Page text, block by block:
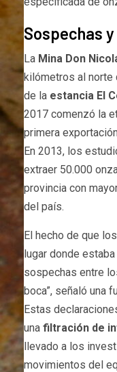
Sospechas
La Mina Don
kilómetros al norte
de la estancia El
2017 comenzó la
primera
En 2013, los
extraer 50.000
provincia con
del país.
El hecho de que
lugar donde
sospechas entre
boca”, señaló una
Estas
una filtración de
llevado a los
movimientos del